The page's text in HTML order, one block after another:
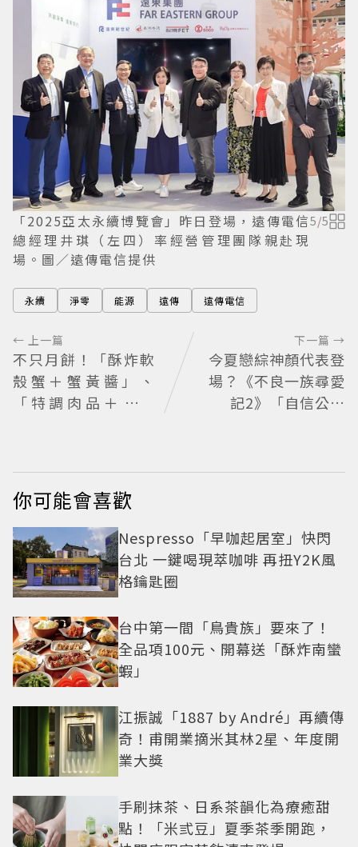
「2025亞太永續博覽會」昨日登場，遠傳電信
總經理井琪（左四）率經營管理團隊親赴現
場。圖／遠傳電信提供
5/5
永續 淨零 能源 遠傳 遠傳電信
← 上一篇
不只月餅！「酥炸軟
殼蟹＋蟹黃醬」、
「特調肉品＋調味
下一篇 →
今夏戀綜神顏代表登
場？《不良一族尋愛
記2》「自信公關
闆
你可能會喜歡
Nespresso「早咖起居室」快閃
台北 一鍵喝現萃咖啡 再扭Y2K風
格鑰匙圈
台中第一間「鳥貴族」要來了！
全品項100元、開幕送「酥炸南蠻
蝦」
江振誠「1887 by André」再續傳
奇！甫開業摘米其林2星、年度開
業大獎
手刷抹茶、日系茶韻化為療癒甜
點！「米弎豆」夏季茶季開跑，